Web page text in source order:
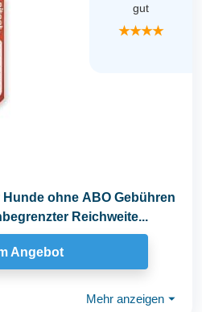
gut
★★★★
Hunde ohne ABO Gebühren
Reichweite...
Angebot
Mehr anzeigen ⏷